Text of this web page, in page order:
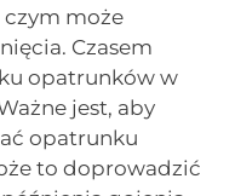
czym może
Czasem
opatrunków w
jest, aby
opatrunku
to doprowadzić